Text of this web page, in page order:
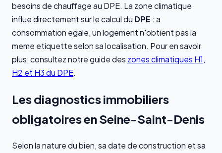
besoins de chauffage au DPE. La zone climatique
influe directement sur le calcul du DPE : a
consommation egale, un logement n'obtient pas la
meme etiquette selon sa localisation. Pour en savoir
plus, consultez notre guide des zones climatiques H1,
H2 et H3 du DPE.
Les diagnostics immobiliers
obligatoires en Seine-Saint-Denis
Selon la nature du bien, sa date de construction et sa